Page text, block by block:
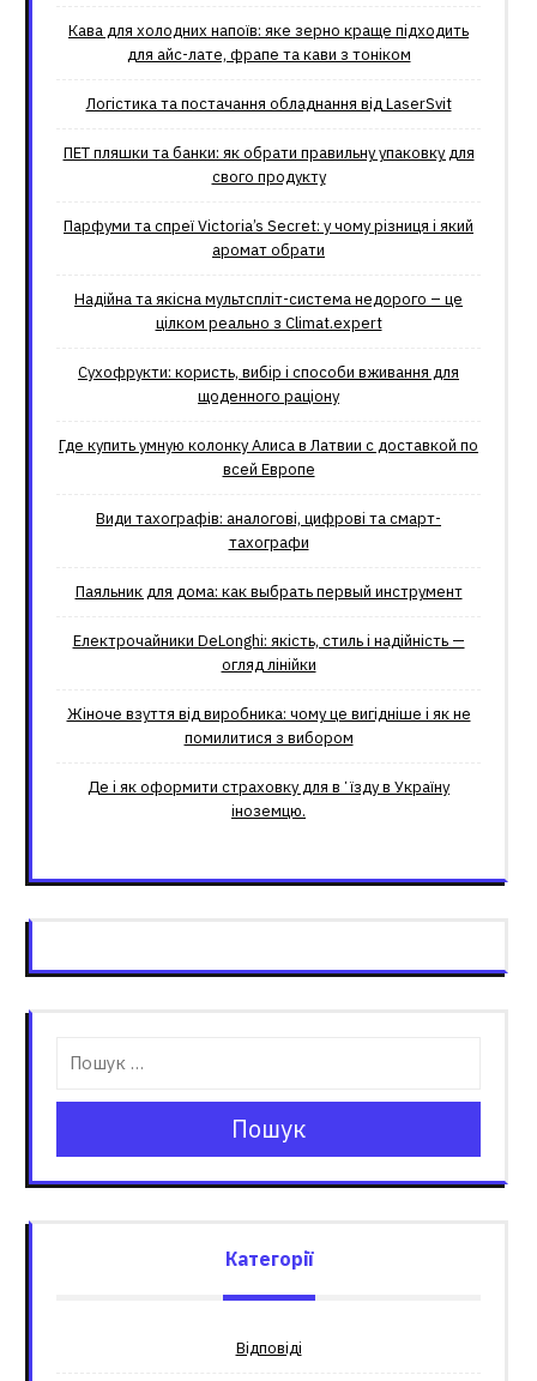
Кава для холодних напоїв: яке зерно краще підходить
для айс-лате, фрапе та кави з тоніком
Логістика та постачання обладнання від LaserSvit
ПЕТ пляшки та банки: як обрати правильну упаковку для
свого продукту
Парфуми та спреї Victoria’s Secret: у чому різниця і який
аромат обрати
Надійна та якісна мультспліт-система недорого – це
цілком реально з Climat.еxpert
Сухофрукти: користь, вибір і способи вживання для
щоденного раціону
Где купить умную колонку Алиса в Латвии с доставкой по
всей Европе
Види тахографів: аналогові, цифрові та смарт-
тахографи
Паяльник для дома: как выбрать первый инструмент
Електрочайники DeLonghi: якість, стиль і надійність —
огляд лінійки
Жіноче взуття від виробника: чому це вигідніше і як не
помилитися з вибором
Де і як оформити страховку для вʼїзду в Україну
іноземцю.
Пошук
Категорії
Відповіді